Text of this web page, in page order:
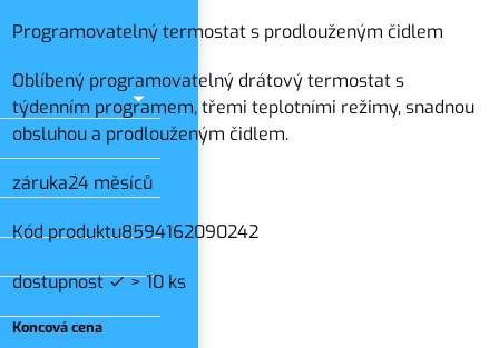
Programovatelný termostat s prodlouženým čidlem
Oblíbený programovatelný drátový termostat s
týdenním programem, třemi teplotními režimy, snadnou
obsluhou a prodlouženým čidlem.
záruka24 měsíců
Kód produktu8594162090242
dostupnost > 10 ks
Koncová cena